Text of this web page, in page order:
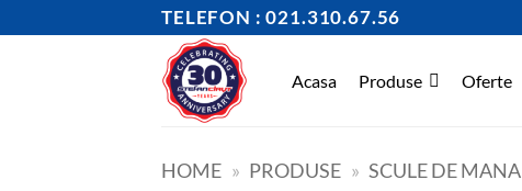
to
TELEFON : 021.310.67.56
Acasa Produse Oferte
HOME » PRODUSE » SCULE DE MANA